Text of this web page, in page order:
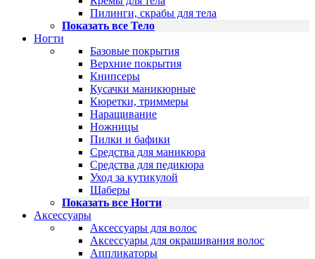
Пилинги, скрабы для тела
Показать все Тело
Ногти
Базовые покрытия
Верхние покрытия
Книпсеры
Кусачки маникюрные
Кюретки, триммеры
Наращивание
Ножницы
Пилки и бафики
Средства для маникюра
Средства для педикюра
Уход за кутикулой
Шаберы
Показать все Ногти
Аксессуары
Аксессуары для волос
Аксессуары для окрашивания волос
Аппликаторы